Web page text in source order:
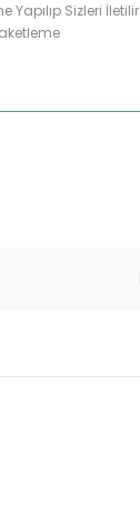
Yapılıp Sizleri İletilir